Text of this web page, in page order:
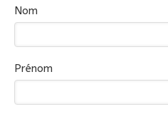
Nom
Prénom